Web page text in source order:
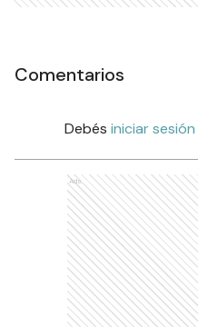
Comentarios
Debés iniciar sesión
Ads